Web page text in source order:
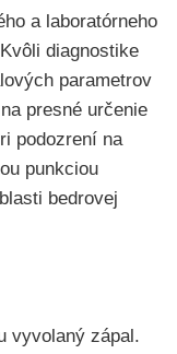
a laboratórneho
diagnostike
parametrov
presné určenie
podozrení na
punkciou
bedrovej
vyvolaný zápal.